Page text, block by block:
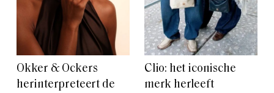
Okker & Ockers
herinterpreteert de
Clio: het iconische
merk herleeft